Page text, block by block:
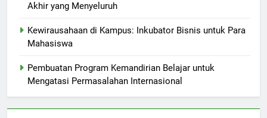
Akhir yang Menyeluruh
Kewirausahaan di Kampus: Inkubator Bisnis untuk Para
Mahasiswa
Pembuatan Program Kemandirian Belajar untuk
Mengatasi Permasalahan Internasional